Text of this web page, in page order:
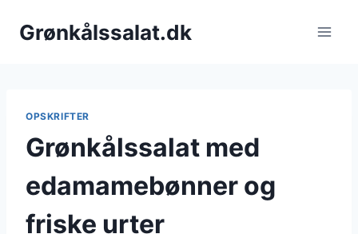
Grønkålssalat.dk
OPSKRIFTER
Grønkålssalat med
edamamebønner og
friske urter